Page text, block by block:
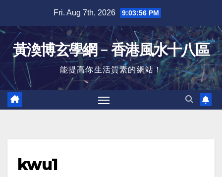
content
Fri. Aug 7th, 2026 9:03:56 PM
黃渙博玄學網﹣香港風水十八區
能提高你生活質素的網站！
kwu1